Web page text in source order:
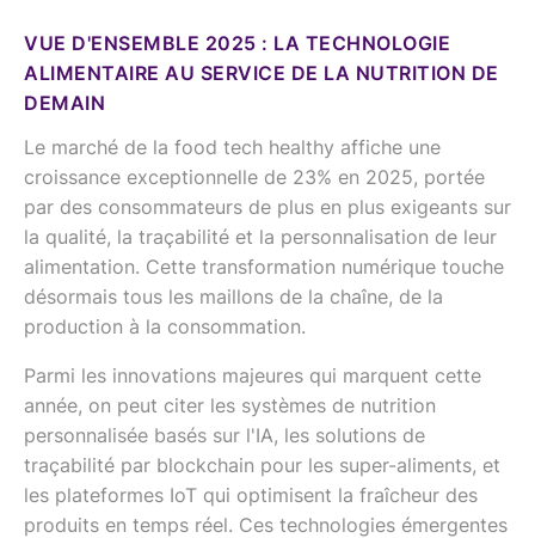
VUE D'ENSEMBLE 2025 : LA TECHNOLOGIE
ALIMENTAIRE AU SERVICE DE LA NUTRITION DE
DEMAIN
Le marché de la food tech healthy affiche une
croissance exceptionnelle de 23% en 2025, portée
par des consommateurs de plus en plus exigeants sur
la qualité, la traçabilité et la personnalisation de leur
alimentation. Cette transformation numérique touche
désormais tous les maillons de la chaîne, de la
production à la consommation.
Parmi les innovations majeures qui marquent cette
année, on peut citer les systèmes de nutrition
personnalisée basés sur l'IA, les solutions de
traçabilité par blockchain pour les super-aliments, et
les plateformes IoT qui optimisent la fraîcheur des
produits en temps réel. Ces technologies émergentes